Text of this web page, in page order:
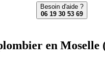
Besoin d'aide ?
06 19 30 53 69
en Moselle